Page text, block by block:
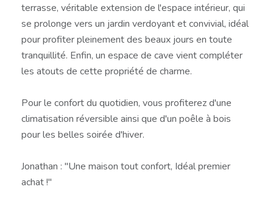
terrasse, véritable extension de l'espace intérieur, qui
se prolonge vers un jardin verdoyant et convivial, idéal
pour profiter pleinement des beaux jours en toute
tranquillité. Enfin, un espace de cave vient compléter
les atouts de cette propriété de charme.
Pour le confort du quotidien, vous profiterez d'une
climatisation réversible ainsi que d'un poêle à bois
pour les belles soirée d'hiver.
Jonathan : "Une maison tout confort, Idéal premier
achat !"